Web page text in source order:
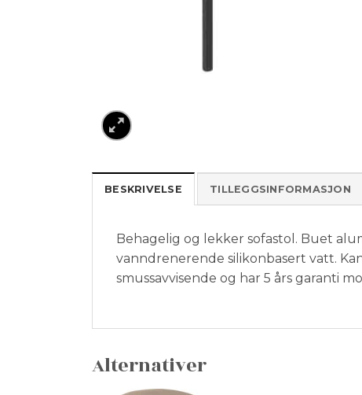
BESKRIVELSE TILLEGGSINFORMASJON
Behagelig og lekker sofastol. Buet
vanndrenerende silikonbasert vatt.
smussavvisende og har 5 års garanti
Alternativer